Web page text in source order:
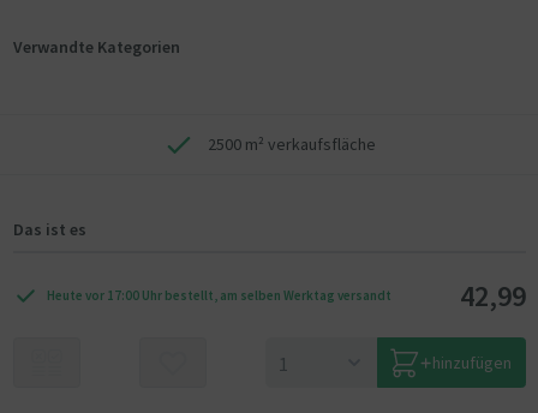
Verwandte Kategorien
2500 m² verkaufsfläche
Das ist es
Heute vor 17:00 Uhr bestellt, am selben Werktag versandt 42,99
hinzufügen